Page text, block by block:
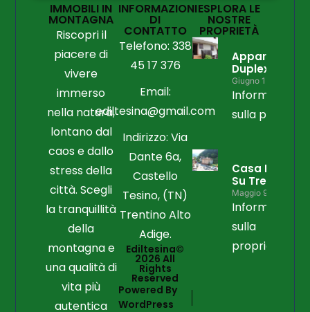
IMMOBILI IN
MONTAGNA
Riscopri il
piacere di
vivere
immerso
nella natura,
lontano dal
caos e dallo
stress della
città. Scegli
la tranquillità
della
montagna e
una qualità di
vita più
autentica
INFORMAZIONI
DI
CONTATTO
Telefono: 338
45 17 376
Email:
ediltesina@gmail.com
Indirizzo: Via
Dante 6a,
Castello
Tesino, (TN)
Trentino Alto
Adige.
Ediltesina©
2026 All
Rights
Reserved
Powered By
WordPress
ESPLORA LE
NOSTRE
PROPRIETÀ
Duplex
Giugno 15, 2026
Informazioni
sulla
Casa Libera
Su Tre Lati
Maggio 9, 2026
Informazioni
sulla
proprietà